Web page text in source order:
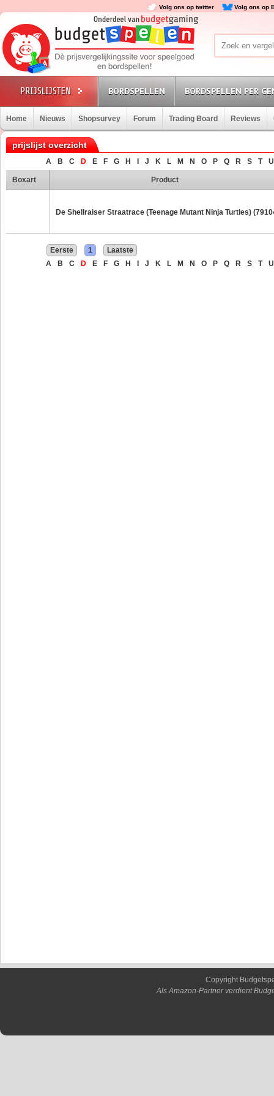
Volg ons op twitter Volg ons op
BORDSPELLEN BORDSPELLEN PER
Home Nieuws Shopsurvey Forum Trading Board Reviews
prijslijst overzicht
A B C D E F G H J K L M N O P Q R S T U
Boxart Product
De Shellraiser Straatrace (Teenage Mutant Ninja Turtles)
Eerste 1
Laatste
A
B C D E F G H J K L M N O P Q R S T U
Copyright
Als Amazon-Partner verdient